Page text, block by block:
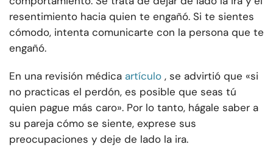
resentimiento hacia quien te engañó. Si te sientes
cómodo, intenta comunicarte con la persona que te
engañó.
En una revisión médica artículo , se advirtió que «si
no practicas el perdón, es posible que seas tú
quien pague más caro». Por lo tanto, hágale saber a
su pareja cómo se siente, exprese sus
preocupaciones y deje de lado la ira.